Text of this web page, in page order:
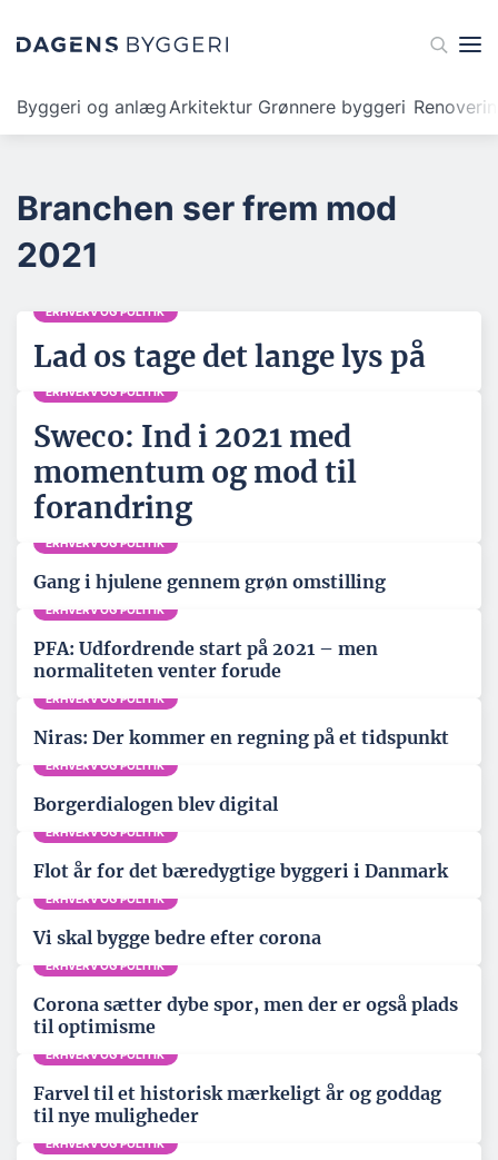
Byggeri og anlægArkitektur Grønnere byggeri
Branchen ser frem mod
2021
ERHVERV OG POLITIK
Lad os tage det lange lys på
ERHVERV OG POLITIK
Sweco: Ind i 2021 med
momentum og mod til
forandring
ERHVERV OG POLITIK
Gang i hjulene gennem grøn omstilling
ERHVERV OG POLITIK
PFA: Udfordrende start på 2021 – men
normaliteten venter forude
ERHVERV OG POLITIK
Niras: Der kommer en regning på et tidspunkt
ERHVERV OG POLITIK
Borgerdialogen blev digital
ERHVERV OG POLITIK
Flot år for det bæredygtige byggeri i Danmark
ERHVERV OG POLITIK
Vi skal bygge bedre efter corona
ERHVERV OG POLITIK
Corona sætter dybe spor, men der er også plads
til optimisme
ERHVERV OG POLITIK
Farvel til et historisk mærkeligt år og goddag
til nye muligheder
ERHVERV OG POLITIK